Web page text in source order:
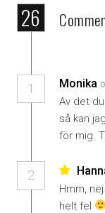
26
1 Monika
Av det
så kan
för mig.
2
Hmm,
helt fel